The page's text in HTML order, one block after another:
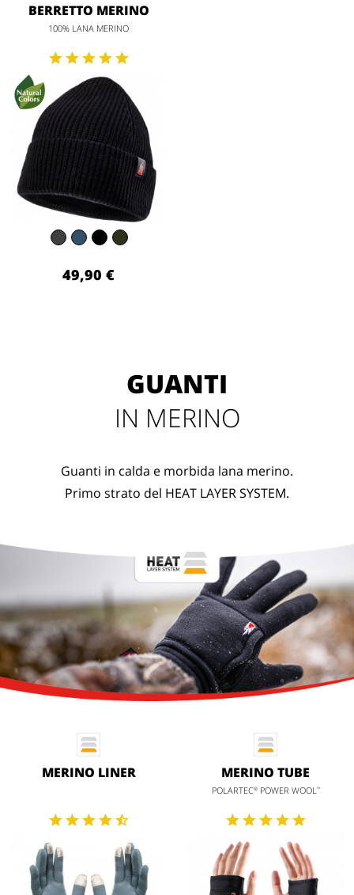
BERRETTO MERINO
100% LANA MERINO
49,90 €
GUANTI
IN MERINO
Guanti in calda e morbida lana merino.
Primo strato del HEAT LAYER SYSTEM.
MERINO LINER MERINO TUBE
POLARTEC®POWER WOOL™